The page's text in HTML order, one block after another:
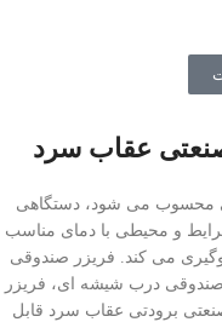
عقاب سرد
محسوب می شود، دستگاهی
و محیطی با دمای مناسب
می کند. فریزر صندوقی
صندوقی درب شیشه ای، فریزر
برودتی عقاب سرد قابل